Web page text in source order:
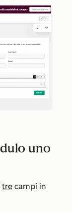
uno
tre campi in